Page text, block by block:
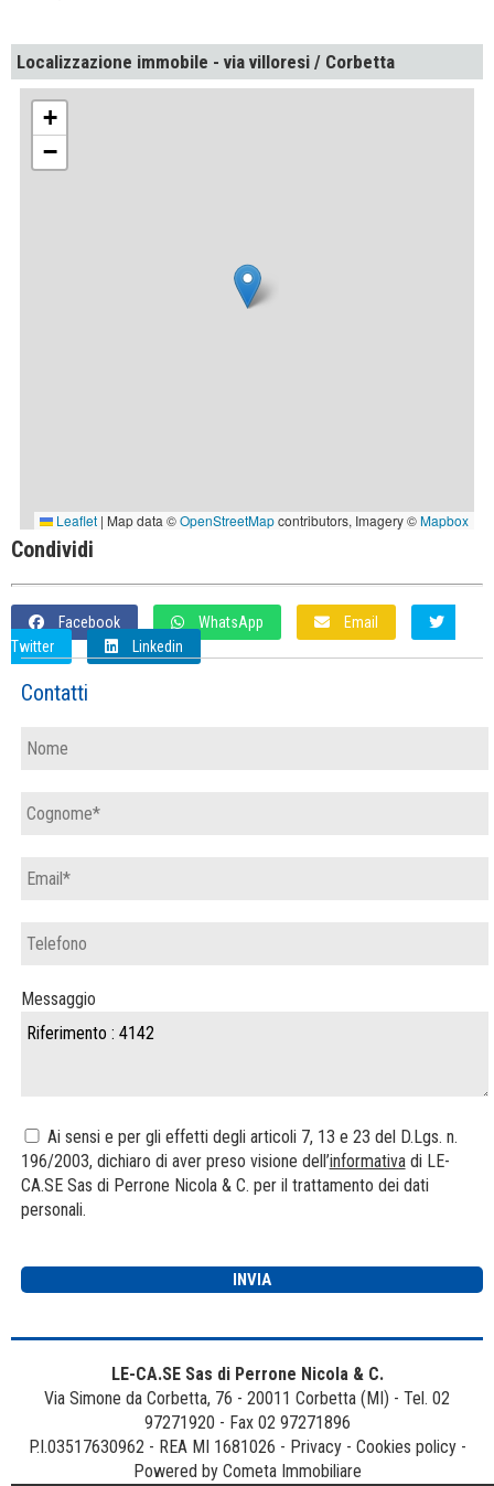
Localizzazione immobile - via villoresi / Corbetta
Condividi
Facebook WhatsApp
Email
Twitter
Linkedin
Contatti
Messaggio
Ai sensi e per gli effetti degli articoli 7, 13 e 23 del D.Lgs. n.
196/2003, dichiaro di aver preso visione dell’informativadi LE-
CA.SE Sas di Perrone Nicola & C. per il trattamento dei dati
personali.
LE-CA.SE Sas di Perrone Nicola & C.
Via Simone da Corbetta, 76 - 20011 Corbetta (MI) - Tel. 02
97271920 - Fax 02 97271896
P.I.03517630962 - REA MI 1681026 - Privacy- Cookies policy-
Powered by Cometa Immobiliare